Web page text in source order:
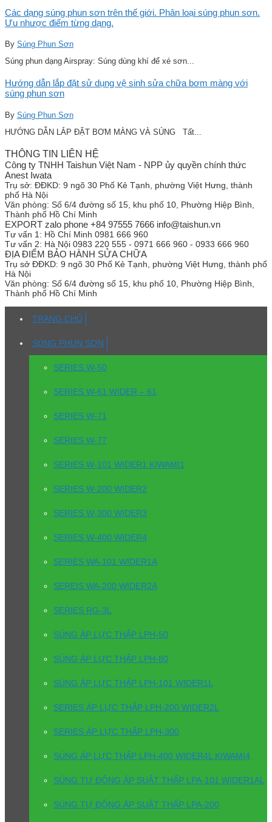
Các dạng súng phun sơn trên thế giới. Phân loại súng phun sơn.
Ưu nhược điểm từng dạng.
By Súng Phun Sơn
Súng phun dạng Airspray: Súng dùng khí để xé sơn...
Hướng dẫn lắp đặt sử dụng vệ sinh sửa chữa bơm màng với
súng phun sơn
By Súng Phun Sơn
HƯỚNG DẪN LẮP ĐẶT BƠM MÀNG VÀ SÚNG Tất...
THÔNG TIN LIÊN HỆ
Công ty TNHH Taishun Việt Nam - NPP ủy quyền chính thức
Anest Iwata
Trụ sở: ĐĐKD: 9 ngõ 30 Phố Kẻ Tạnh, phường Việt Hưng, thành
phố Hà Nội
Văn phòng: Số 6/4 đường số 15, khu phố 10, Phường Hiệp Bình,
Thành phố Hồ Chí Minh
EXPORT zalo phone +84 97555 7666 info@taishun.vn
Tư vấn 1: Hồ Chí Minh 0981 666 960
Tư vấn 2: Hà Nội 0983 220 555 - 0971 666 960 - 0933 666 960
ĐỊA ĐIỂM BẢO HÀNH SỬA CHỮA
Trụ sở ĐĐKD: 9 ngõ 30 Phố Kẻ Tạnh, phường Việt Hưng, thành phố
Hà Nội
Văn phòng: Số 6/4 đường số 15, khu phố 10, Phường Hiệp Bình,
Thành phố Hồ Chí Minh
TRANG CHỦ
SÚNG PHUN SƠN
SERIES W-50
SERIES W-61 WIDER – 61
SERIES W-71
SERIES W-77
SERIES W-101 WIDER1 KIWAMI1
SERIES W-200 WIDER2
SERIES W-300 WIDER3
SERIES W-400 WIDER4
SERIES WA-101 WIDER1A
SEREIS WA-200 WIDER2A
SERIES RG-3L
SÚNG ÁP LỰC THẤP LPH-50
SÚNG ÁP LỰC THẤP LPH-80
SÚNG ÁP LỰC THẤP LPH-101 WIDER1L
SERIES ÁP LỰC THẤP LPH-200 WIDER2L
SERIES ÁP LỰC THẤP LPH-300
SÚNG ÁP LỰC THẤP LPH-400 WIDER4L KIWAMI4
SÚNG TỰ ĐỘNG ÁP SUẤT THẤP LPA-101 WIDER1AL
SÚNG TỰ ĐỘNG ÁP SUẤT THẤP LPA-200